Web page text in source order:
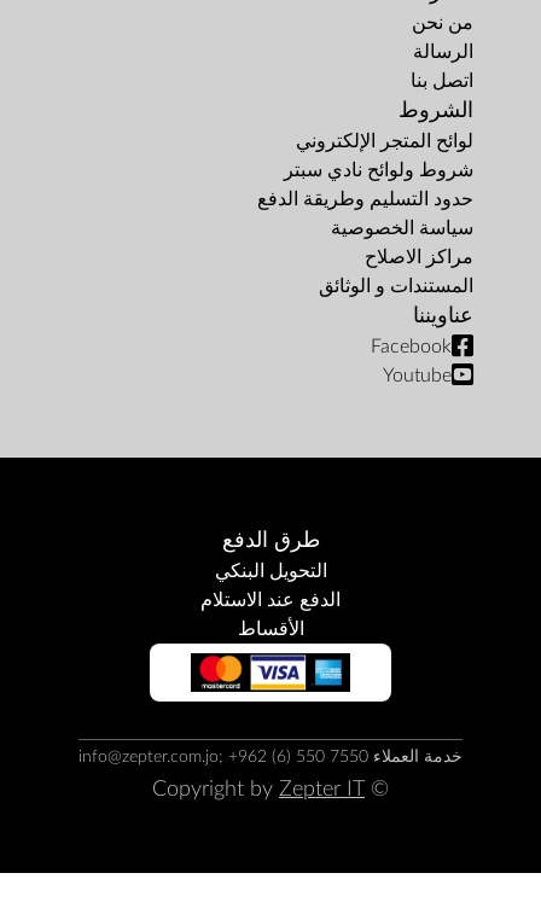
من نحن
الرسالة
اتصل بنا
الشروط
لوائح المتجر الإلكتروني
شروط ولوائح نادي سبتر
حدود التسليم وطريقة الدفع
سياسة الخصوصية
مراكز الاصلاح
المستندات و الوثائق
عناويننا
Facebook
Youtube
طرق الدفع
التحويل البنكي
الدفع عند الاستلام
الأقساط
خدمة العملاء info@zepter.com.jo; +962 (6) 550 7550
© Copyright by
Zepter IT